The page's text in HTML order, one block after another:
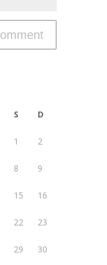
S D
1 2
8 9
15 16
22 23
29 30